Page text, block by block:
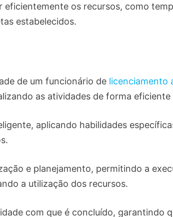
os recursos, como
estabelecidos.
de um funcionário de licenciamento
as atividades de forma eficiente
aplicando habilidades
e planejamento, permitindo a
a utilização dos recursos.
com que é concluído, garantindo